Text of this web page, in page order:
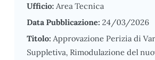
Ufficio: Area Tecnica
Data Pubblicazione: 24/03/2026
Titolo: Approvazione Perizia di
Suppletiva, Rimodulazione del